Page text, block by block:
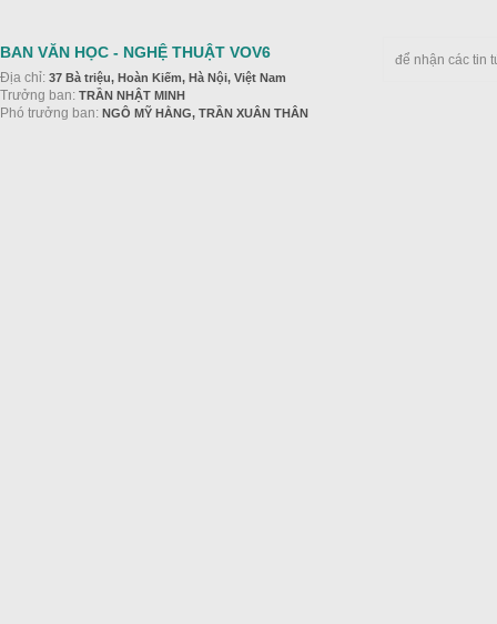
BAN VĂN HỌC - NGHỆ THUẬT VOV6
Địa chỉ: 37 Bà triệu, Hoàn Kiếm, Hà Nội, Việt Nam
Trưởng ban: TRẦN NHẬT MINH
Phó trưởng ban: NGÔ MỸ HẰNG, TRẦN XUÂN THÂN
để nhận các tin